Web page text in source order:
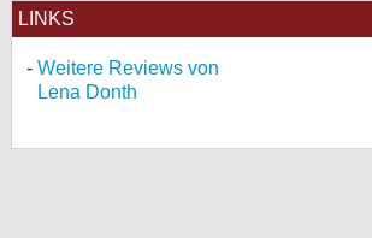
LINKS
Weitere Reviews von
Lena Donth